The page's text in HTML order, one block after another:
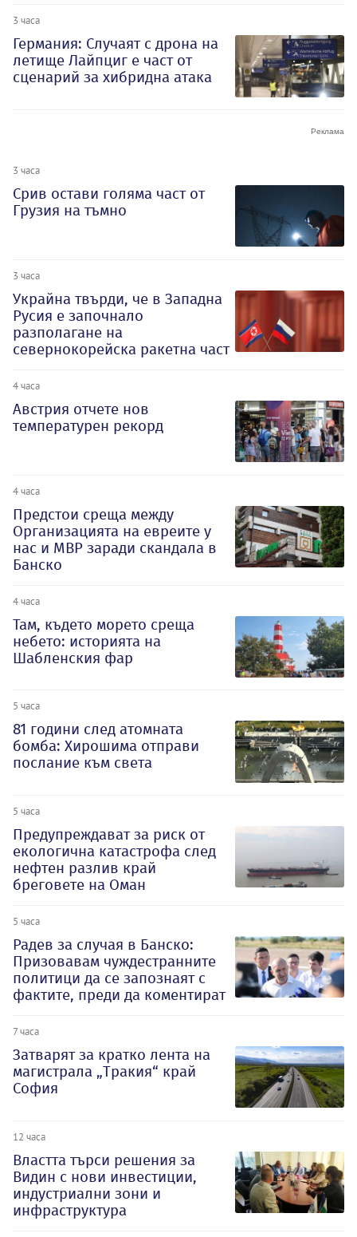
3 часа
Германия: Случаят с дрона на
летище Лайпциг е част от
сценарий за хибридна атака
3 часа
Срив остави голяма част от
Грузия на тъмно
3 часа
Украйна твърди, че в Западна
Русия е започнало
разполагане на
севернокорейска ракетна част
4 часа
Австрия отчете нов
температурен рекорд
4 часа
Предстои среща между
Организацията на евреите у
нас и МВР заради скандала в
Банско
4 часа
Там, където морето среща
небето: историята на
Шабленския фар
5 часа
81 години след атомната
бомба: Хирошима отправи
послание към света
5 часа
Предупреждават за риск от
екологична катастрофа след
нефтен разлив край
бреговете на Оман
5 часа
Радев за случая в Банско:
Призовавам чуждестранните
политици да се запознаят с
фактите, преди да коментират
7 часа
Затварят за кратко лента на
магистрала „Тракия“ край
София
12 часа
Властта търси решения за
Видин с нови инвестиции,
индустриални зони и
инфраструктура